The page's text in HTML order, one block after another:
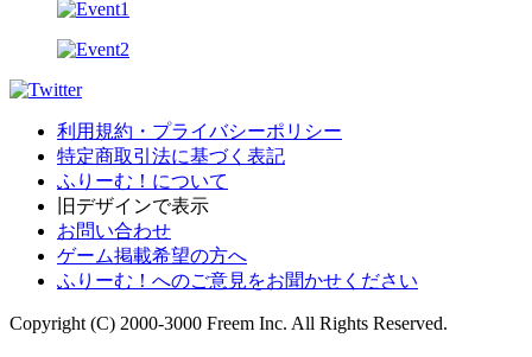
利用規約・プライバシーポリシー
特定商取引法に基づく表記
ふりーむ！について
旧デザインで表示
お問い合わせ
ゲーム掲載希望の方へ
ふりーむ！へのご意見をお聞かせください
Copyright (C) 2000-3000 Freem Inc. All Rights Reserved.